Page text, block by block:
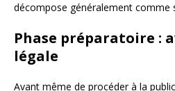
décompose généralement comme
Phase préparatoire :
légale
Avant même de procéder à la